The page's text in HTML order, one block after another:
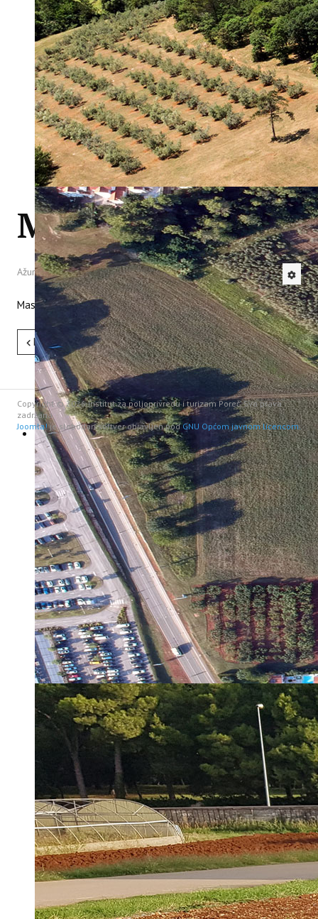
Proračun
Potpore
PROGRAMSKO FINANCIRANJE
Izvještavanje po uredbi
Projekti Instituta
Dialogue4Tourism
REVIVE
WASTEREDUCE
MITOMED+
WINTERMED
CASTWATER
INHERIT
CONSUMLESS PLUS
IstraOILFest
ARHIVA PROJEKATA
IstraECOinclusive
Izdavačka djelatnost
Izbor u znanstvena zvanja
Dokumenti
Statut
Strategija
CIP
Pravo na pristup informacijama
Zaštita osobnih podataka
Godišnji izvještaj
Javna nabava
Natječaji za radna mjesta
Zakonodavni okvir
Akti Instituta
Linkovi
Kontakt
webmail
Popularizacija znanosti
ERASMUS+
HyPro4ST
DIGIAGRI
GreenTea
CIRCOLIVE
Masline i buhač
Ažurirano: 07 Kolovoz 2020
Masline + buhač
Pret Sljedeće
Copyright © 2026 Institut za poljoprivredu i turizam Poreč. Sva prava
zadržana.
Joomla!je slobodan softver objavljen podGNU Općom javnom licencom.